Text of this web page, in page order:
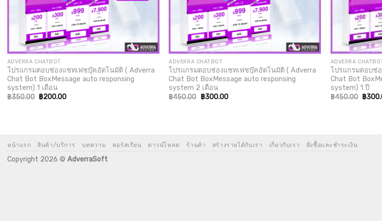
ADVERRA CHATBOT
โปรแกรมตอบช่องแชทเฟชบุ๊คอัตโนมัติ ( Adverra
Chat Bot BoxMessage auto responsing
system) 1 เดือน
฿350.00 Original
฿200.00Current
ADVERRA CHATBOT
โปรแกรมตอบช่องแชทเฟชบุ๊คอัตโนมัติ ( Adverra
Chat Bot BoxMessage auto responsing
system 2 เดือน
฿450.00 Original
฿300.00Current
ADVERRA
โปรแกรมตอบช่
Chat Bot
system) 1 ปี
฿450.00 ฿
หน้าแรก สินค้า/บริการ บทความ คอร์สเรียน ดาวน์โหลด ร้านค้า สร้างรายได้กับเรา เกี่ยวกับเรา สั่งซื้อและชำระเงิน
Copyright 2026 © AdverraSoft